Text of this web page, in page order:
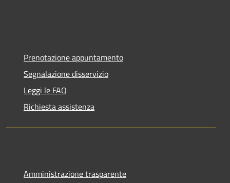
Prenotazione appuntamento
Segnalazione disservizio
Leggi le FAQ
Richiesta assistenza
Amministrazione trasparente